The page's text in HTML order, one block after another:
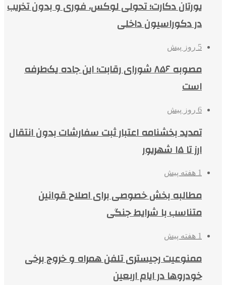
یورتان دکارت؛ تحولی لوکس، فوری و بدون تخریب
در دکوراسیون داخلی
5 روز پیش
مصوبه ۸۵۶ شورای رقابت؛ این جاده یک‌طرفه
است
6 روز پیش
تمدید بخشنامه اعتبار ثبت سفارشات بدون انتقال
ارز تا ۱۵ شهریور
1 هفته پیش
مطالبه بخش خصوصی برای اصلاح قوانین
متناسب با شرایط جنگی
1 هفته پیش
ممنوعیت رجیستری تلفن همراه و خروج برخی
خودروها در ایام اربعین